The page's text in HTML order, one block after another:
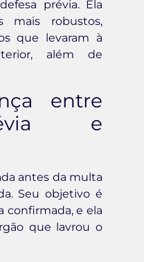
prévia. Ela
mais robustos,
que levaram à
além de
entre
e
antes da multa
Seu objetivo é
confirmada, e ela
que lavrou o